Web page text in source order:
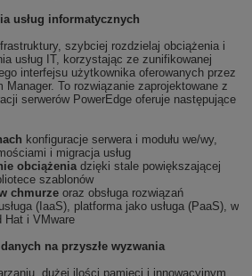
usług informatycznych
szybciej rozdzielaj obciążenia i
usług IT, korzystając ze zunifikowanej
interfejsu użytkownika oferowanych przez
To rozwiązanie zaprojektowane z
serwerów PowerEdge oferuje następujące
konfiguracje serwera i modułu we/wy,
i migracja usług
obciążenia dzięki stale powiększającej
szablonów
chmurze oraz obsługa rozwiązań
(IaaS), platforma jako usługa (PaaS), w
Hat i VMware
na przyszłe wyzwania
dużej ilości pamięci i innowacyjnym